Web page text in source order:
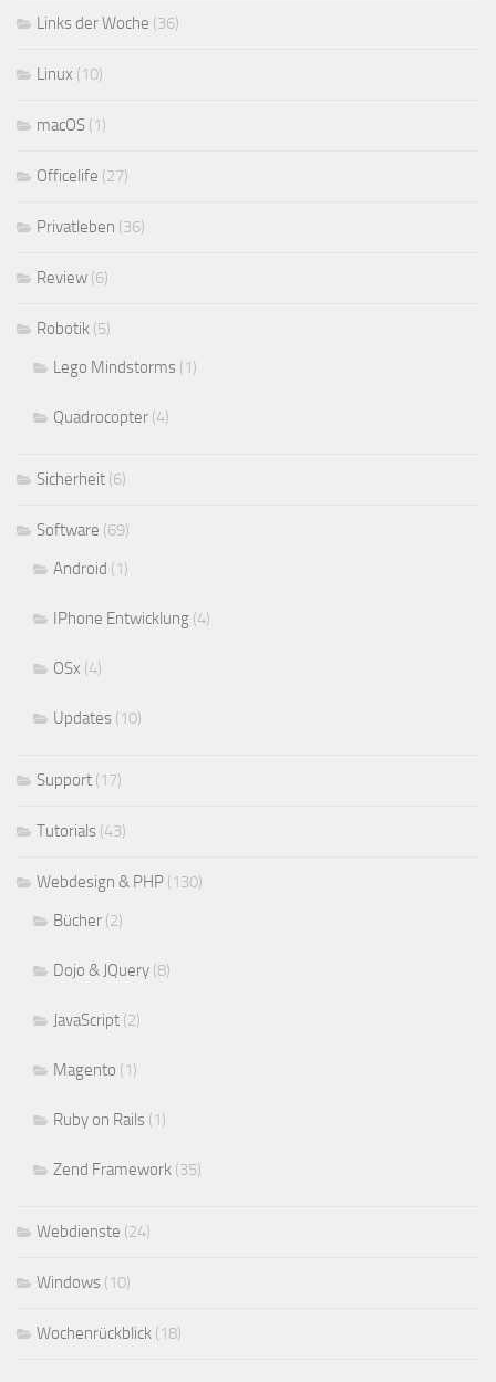
Links der Woche (36)
Linux (10)
macOS (1)
Officelife (27)
Privatleben (36)
Review (6)
Robotik (5)
Lego Mindstorms (1)
Quadrocopter (4)
Sicherheit (6)
Software (69)
Android (1)
IPhone Entwicklung (4)
OSx (4)
Updates (10)
Support (17)
Tutorials (43)
Webdesign & PHP (130)
Bücher (2)
Dojo & JQuery (8)
JavaScript (2)
Magento (1)
Ruby on Rails (1)
Zend Framework (35)
Webdienste (24)
Windows (10)
Wochenrückblick (18)